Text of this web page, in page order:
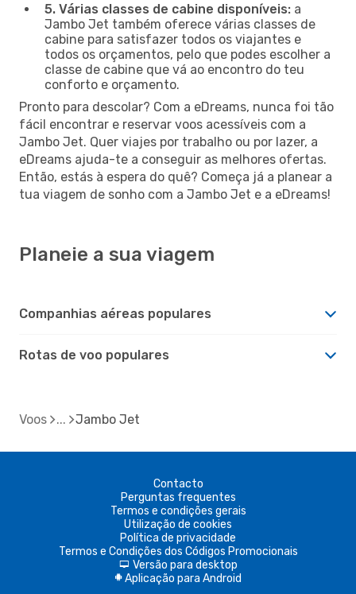
5. Várias classes de cabine disponíveis: a
Jambo Jet também oferece várias classes de
cabine para satisfazer todos os viajantes e
todos os orçamentos, pelo que podes escolher a
classe de cabine que vá ao encontro do teu
conforto e orçamento.
Pronto para descolar? Com a eDreams, nunca foi tão
fácil encontrar e reservar voos acessíveis com a
Jambo Jet. Quer viajes por trabalho ou por lazer, a
eDreams ajuda-te a conseguir as melhores ofertas.
Então, estás à espera do quê? Começa já a planear a
tua viagem de sonho com a Jambo Jet e a eDreams!
Planeie a sua viagem
Companhias aéreas populares
Rotas de voo populares
Voos Jambo Jet
Contacto
Perguntas frequentes
Termos e condições gerais
Utilização de cookies
Política de privacidade
Termos e Condições dos Códigos Promocionais
d Versão para desktop
A Aplicação para Android